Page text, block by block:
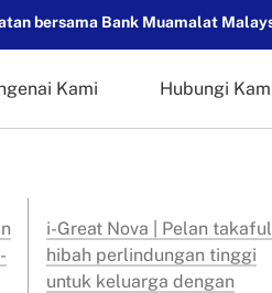
bersama Bank Muamalat
Kami Hubungi
i-Great Nova | Pelan takaful
hibah perlindungan tinggi
untuk keluarga dengan